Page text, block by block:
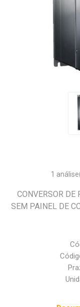
1
CONVERSOR
SEM PAINEL DE